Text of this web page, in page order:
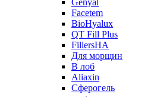
Genyal
Facetem
BioHyalux
QT Fill Plus
FillersHA
Для морщин
В лоб
Aliaxin
Сферогель